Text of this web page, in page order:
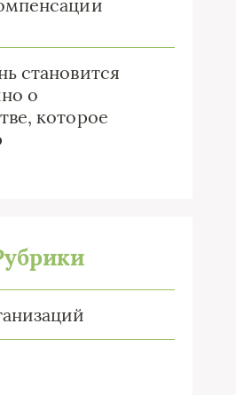
становится
о
которое